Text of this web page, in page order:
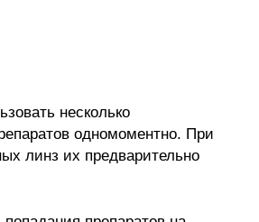
несколько
одномоментно. При
линз их предварительно